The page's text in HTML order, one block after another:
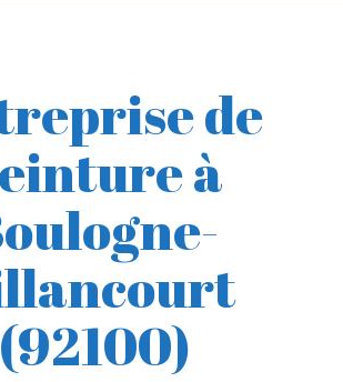
de
à
(92100)